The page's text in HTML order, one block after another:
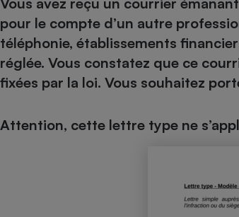
pour le compte d’un autre
téléphonie, établissements
réglée. Vous constatez que ce
fixées par la loi. Vous souhaitez
Attention, cette lettre type ne
Gros
Petit
Internet